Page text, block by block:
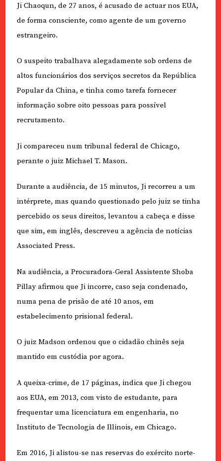
Ji Chaoqun, de 27 anos, é acusado de actuar nos EUA,
de forma consciente, como agente de um governo
estrangeiro.
O suspeito trabalhava alegadamente sob ordens de
altos funcionários dos serviços secretos da República
Popular da China, e tinha como tarefa fornecer
informação sobre oito pessoas para possível
recrutamento.
Ji compareceu num tribunal federal de Chicago,
perante o juiz Michael T. Mason.
Durante a audiência, de 15 minutos, Ji recorreu a um
intérprete, mas quando questionado pelo juiz se tinha
percebido os seus direitos, levantou a cabeça e disse
que sim, em inglês, descreveu a agência de notícias
Associated Press.
Na audiência, a Procuradora-Geral Assistente Shoba
Pillay afirmou que Ji incorre, caso seja condenado,
numa pena de prisão de até 10 anos, em
estabelecimento prisional federal.
O juiz Madson ordenou que o cidadão chinês seja
mantido em custódia por agora.
A queixa-crime, de 17 páginas, indica que Ji chegou
aos EUA, em 2013, com visto de estudante, para
frequentar uma licenciatura em engenharia, no
Instituto de Tecnologia de Illinois, em Chicago.
Em 2016, Ji alistou-se nas reservas do exército norte-